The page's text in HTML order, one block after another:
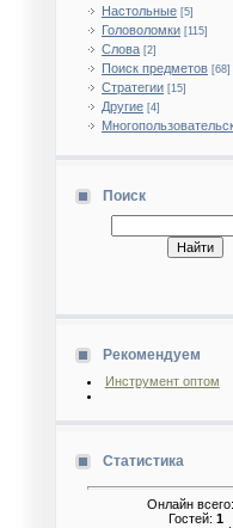
Настольные [5]
Головоломки [115]
Слова [2]
Поиск предметов [68]
Стратегии [15]
Другие [4]
Поиск
Рекомендуем
Инструмент оптом
Статистика
Онлайн всего:
Гостей: 1